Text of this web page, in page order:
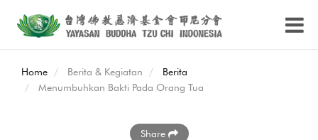
Home Berita & Kegiatan
Berita
Menumbuhkan Bakti Pada Orang Tua
Share